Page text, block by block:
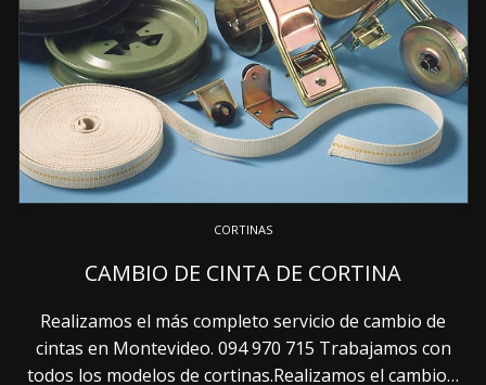
CORTINAS
CAMBIO DE CINTA DE CORTINA
Realizamos el más completo servicio de cambio de
cintas en Montevideo. 094 970 715 Trabajamos con
todos los modelos de cortinas.Realizamos el cambio…